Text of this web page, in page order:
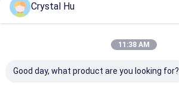
Crystal Hu
11:38 AM
Good day, what product are you looking for?